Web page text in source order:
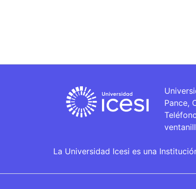
Pance,
La Universidad Icesi es una